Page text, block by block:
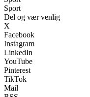
Sport
Del og vær venlig
X
Facebook
Instagram
LinkedIn
YouTube
Pinterest
TikTok
Mail